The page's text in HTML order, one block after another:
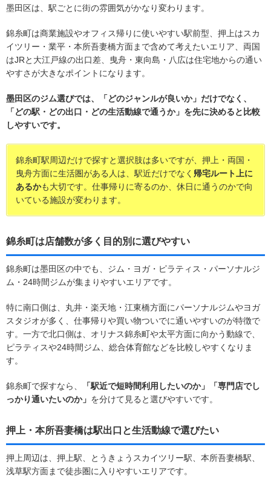
墨田区は、駅ごとに街の雰囲気がかなり変わります。
錦糸町は商業施設やオフィス帰りに使いやすい駅前型、押上はスカ
イツリー・業平・本所吾妻橋方面まで含めて考えたいエリア、両国
はJRと大江戸線の出口差、曳舟・東向島・八広は住宅地からの通い
やすさが大きなポイントになります。
墨田区のジム選びでは、「どのジャンルが良いか」だけでなく、
「どの駅・どの出口・どの生活動線で通うか」を先に決めると比較
しやすいです。
錦糸町駅周辺だけで探すと選択肢は多いですが、押上・両国・
曳舟方面に生活圏がある人は、駅近だけでなく 帰宅ルート上に
あるかも大切です。仕事帰りに寄るのか、休日に通うのかで向
いている施設が変わります。
錦糸町は店舗数が多く目的別に選びやすい
錦糸町は墨田区の中でも、ジム・ヨガ・ピラティス・パーソナルジ
ム・24時間ジムが集まりやすいエリアです。
特に南口側は、丸井・楽天地・江東橋方面にパーソナルジムやヨガ
スタジオが多く、仕事帰りや買い物ついでに通いやすいのが特徴で
す。一方で北口側は、オリナス錦糸町や太平方面に向かう動線で、
ピラティスや24時間ジム、総合体育館などを比較しやすくなりま
す。
錦糸町で探すなら、
「駅近で短時間利用したいのか」「専門店でし
っかり通いたいのか」 を分けて見ると選びやすいです。
押上・本所吾妻橋は駅出口と生活動線で選びたい
押上周辺は、押上駅、とうきょうスカイツリー駅、本所吾妻橋駅、
浅草駅方面まで徒歩圏に入りやすいエリアです。